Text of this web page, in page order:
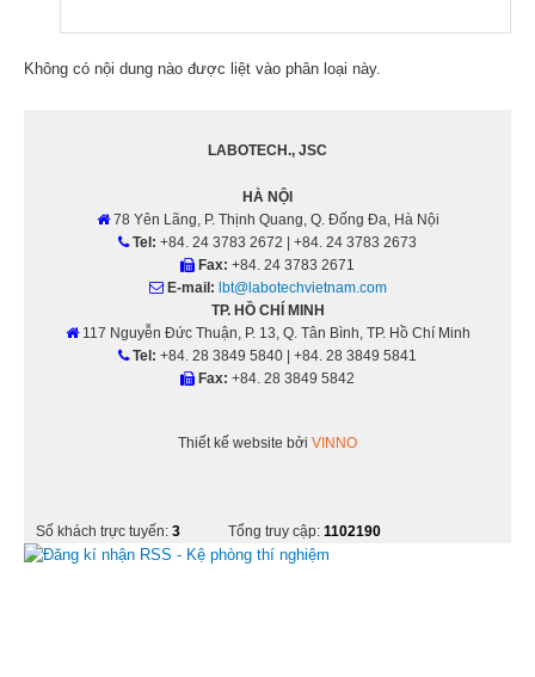
Không có nội dung nào được liệt vào phân loại này.
LABOTECH., JSC
HÀ NỘI
78 Yên Lãng, P. Thịnh Quang, Q. Đống Đa, Hà Nội
Tel: +84. 24 3783 2672 | +84. 24 3783 2673
Fax: +84. 24 3783 2671
E-mail: lbt@labotechvietnam.com
TP. HỒ CHÍ MINH
117 Nguyễn Ðức Thuận, P. 13, Q. Tân Bình, TP. Hồ Chí Minh
Tel: +84. 28 3849 5840 | +84. 28 3849 5841
Fax: +84. 28 3849 5842
Thiết kế website bởi VINNO
Số khách trực tuyến: 3 Tổng truy cập: 1102190